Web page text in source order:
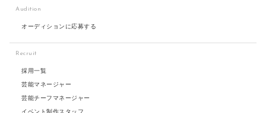
Audition
オーディションに応募する
Recruit
採用一覧
芸能マネージャー
芸能チーフマネージャー
イベント制作スタッフ